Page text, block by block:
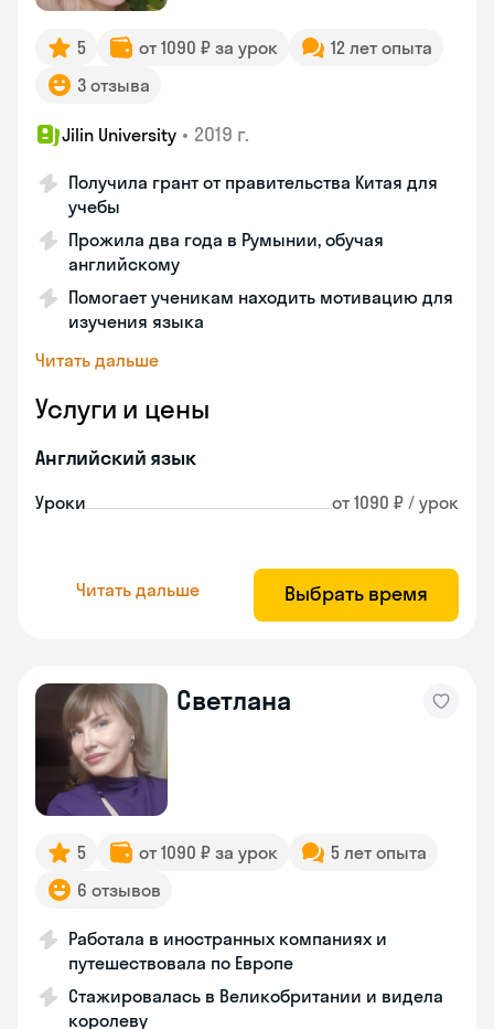
5 от 1090 ₽ за урок
12 лет опыта
3 отзыва
Jilin University • 2019 г.
Получила грант от правительства Китая для
учебы
Прожила два года в Румынии, обучая
английскому
Помогает ученикам находить мотивацию для
изучения языка
Читать дальше
Услуги и цены
Английский язык
Уроки от 1090 ₽ / урок
Читать дальше Выбрать время
Светлана
5 от 1090 ₽ за урок
5 лет опыта
6 отзывов
Работала в иностранных компаниях и
путешествовала по Европе
Стажировалась в Великобритании и видела
королеву